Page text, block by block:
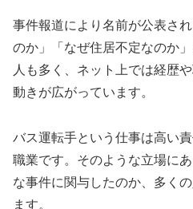
事件報道により名前が公表さ
のか」「なぜ住居不定なのか
人も多く、ネット上では経歴
動きが広がっています。
バス運転手という仕事は高い
職業です。そのような立場に
な事件に関与したのか、多く
ます。